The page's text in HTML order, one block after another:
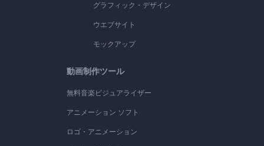
グラフィック・デザイン
ウエブサイト
モックアップ
動画制作ツール
無料音楽ビジュアライザー
アニメーション ソフト
ロゴ・アニメーション